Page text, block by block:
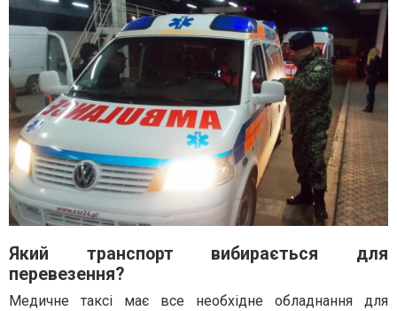
Який транспорт вибирається для
перевезення?
Медичне таксі має все необхідне обладнання для